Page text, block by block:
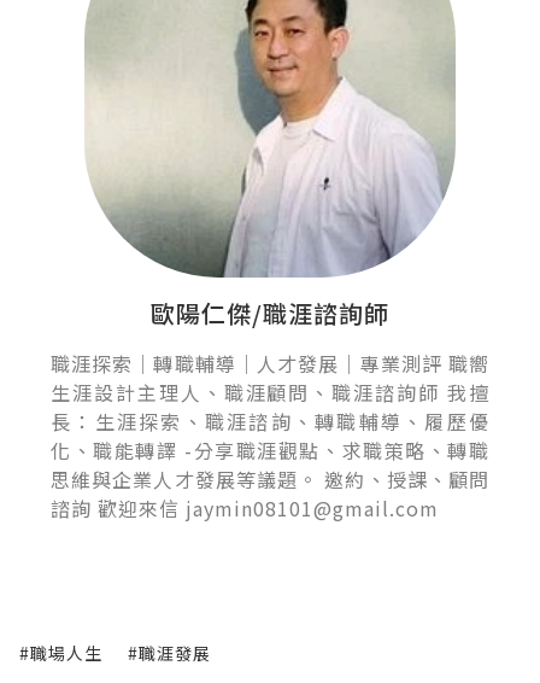
歐陽仁傑/職涯諮詢師
職涯探索｜轉職輔導｜人才發展｜專業測評 職嚮
生涯設計主理人、職涯顧問、職涯諮詢師 我擅
長：生涯探索、職涯諮詢、轉職輔導、履歷優
化、職能轉譯 -分享職涯觀點、求職策略、轉職
思維與企業人才發展等議題。 邀約、授課、顧問
諮詢 歡迎來信 jaymin08101@gmail.com
#職場人生 #職涯發展